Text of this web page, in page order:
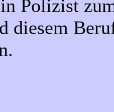
Polizist
diesem